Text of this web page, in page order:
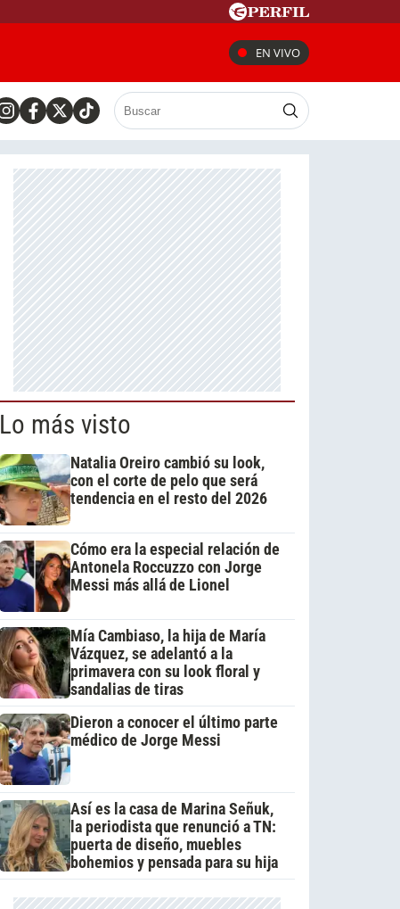
EN VIVO
Lo más visto
Natalia Oreiro cambió su look,
con el corte de pelo que será
tendencia en el resto del 2026
Cómo era la especial relación de
Antonela Roccuzzo con Jorge
Messi más allá de Lionel
Mía Cambiaso, la hija de María
Vázquez, se adelantó a la
primavera con su look floral y
sandalias de tiras
Dieron a conocer el último parte
médico de Jorge Messi
Así es la casa de Marina Señuk,
la periodista que renunció a TN:
puerta de diseño, muebles
bohemios y pensada para su hija